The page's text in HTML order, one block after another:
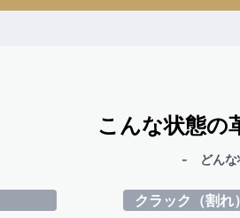
こんな状態の
- どんな
クラック（割れ）